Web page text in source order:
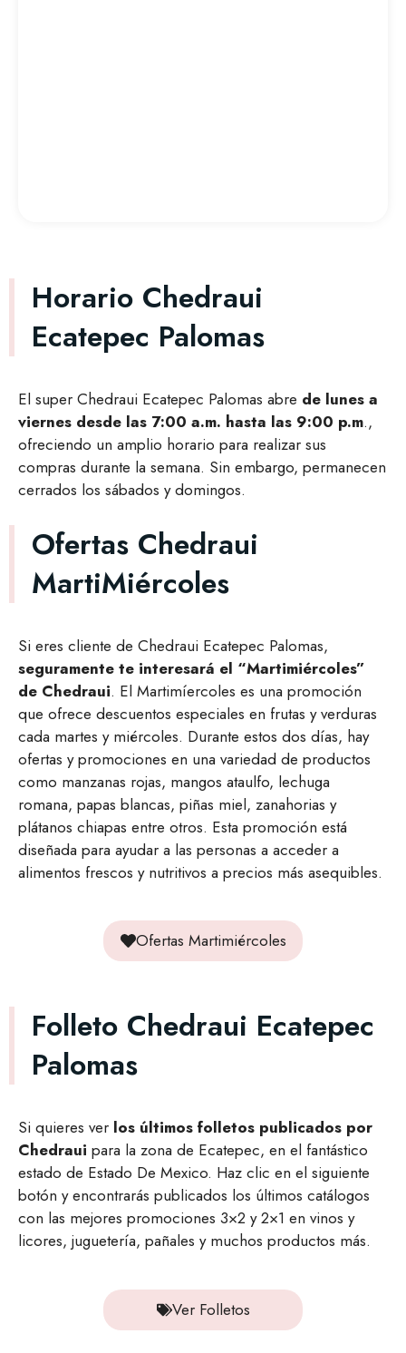
Horario Chedraui
Ecatepec Palomas
El super Chedraui Ecatepec Palomas abre de lunes a
viernes desde las 7:00 a.m. hasta las 9:00 p.m.,
ofreciendo un amplio horario para realizar sus
compras durante la semana. Sin embargo, permanecen
cerrados los sábados y domingos.
Ofertas Chedraui
MartiMiércoles
Si eres cliente de Chedraui Ecatepec Palomas,
seguramente te interesará el “Martimiércoles”
de Chedraui. El Martimíercoles es una promoción
que ofrece descuentos especiales en frutas y verduras
cada martes y miércoles. Durante estos dos días, hay
ofertas y promociones en una variedad de productos
como manzanas rojas, mangos ataulfo, lechuga
romana, papas blancas, piñas miel, zanahorias y
plátanos chiapas entre otros. Esta promoción está
diseñada para ayudar a las personas a acceder a
alimentos frescos y nutritivos a precios más asequibles.
Ofertas Martimiércoles
Folleto Chedraui Ecatepec
Palomas
Si quieres ver los últimos folletos publicados por
Chedraui para la zona de Ecatepec, en el fantástico
estado de Estado De Mexico. Haz clic en el siguiente
botón y encontrarás publicados los últimos catálogos
con las mejores promociones 3×2 y 2×1 en vinos y
licores, juguetería, pañales y muchos productos más.
Ver Folletos